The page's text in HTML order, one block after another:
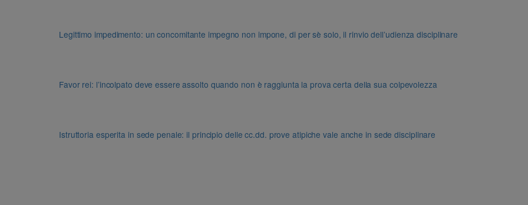
Legittimo impedimento: un concomitante impegno non impone, di per sè solo, il rinvio dell’udienza disciplinare
Favor rei: l’incolpato deve essere assolto quando non è raggiunta la prova certa della sua colpevolezza
Istruttoria esperita in sede penale: il principio delle cc.dd. prove atipiche vale anche in sede disciplinare